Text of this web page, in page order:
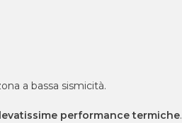
a bassa sismicità.
performance termiche.